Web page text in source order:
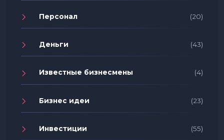
Персонал (20)
Деньги (43)
Известные бизнесмены (4)
Бизнес идеи (23)
Инвестиции (55)